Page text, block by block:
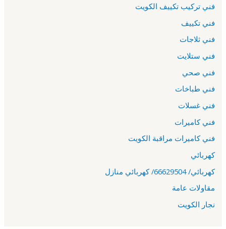
فني تركيب تكييف الكويت
فني تكييف
فني ثلاجات
فني ستلايت
فني صحي
فني طباخات
فني غسلات
فني كاميرات
فني كاميرات مراقبة الكويت
كهربائي
كهربائي/ 66629504/ كهربائي منازل
مقاولات عامة
نجار الكويت